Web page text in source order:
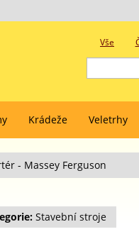
Vše
Krádeže Veletrhy
- Massey Ferguson
Stavební stroje